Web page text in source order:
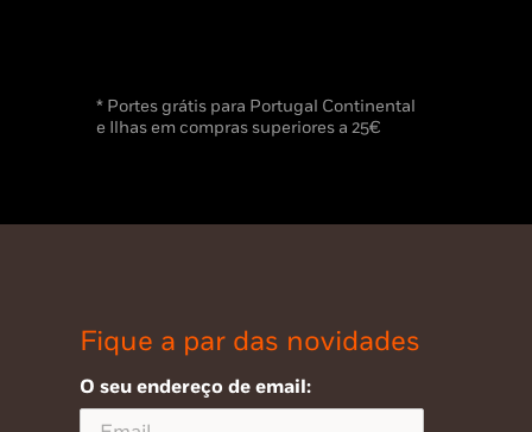
* Portes grátis para Portugal Continental
e Ilhas em compras superiores a 25€
Fique a par das novidades
O seu endereço de email: